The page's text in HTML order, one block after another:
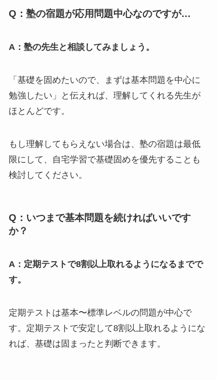
Q：塾の宿題が応用問題中心なのですが…
A：塾の先生と相談してみましょう。
「基礎を固めたいので、まずは基本問題を中心に
勉強したい」と伝えれば、理解してくれる先生が
ほとんどです。
もし理解してもらえない場合は、塾の宿題は最低
限にして、自宅学習で基礎固めを優先することも
検討してください。
Q：いつまで基本問題を続ければいいです
か？
A：定期テストで8割以上取れるようになるまでで
す。
定期テストは基本〜標準レベルの問題が中心で
す。定期テストで安定して8割以上取れるようにな
れば、基礎は固まったと判断できます。